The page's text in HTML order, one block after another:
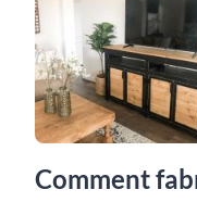
Comment